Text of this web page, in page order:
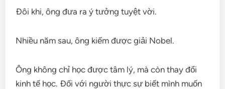
Đôi khi, ông đưa ra ý tưởng tuyệt vời.
Nhiều năm sau, ông kiếm được giải Nobel.
Ông không chỉ học được tâm lý, mà còn thay đổi
kinh tế học. Đối với người thực sự biết mình muốn